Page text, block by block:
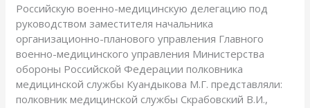
Российскую военно-медицинскую делегацию под
руководством заместителя начальника
организационно-планового управления Главного
военно-медицинского управления Министерства
обороны Российской Федерации полковника
медицинской службы Куандыкова М.Г. представляли:
полковник медицинской службы Скрабовский В.И.,